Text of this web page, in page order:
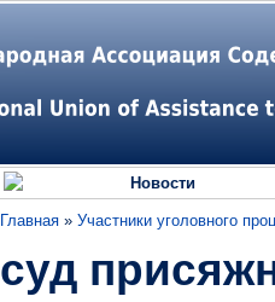
Новости
Главная » Участники уголовного
суд